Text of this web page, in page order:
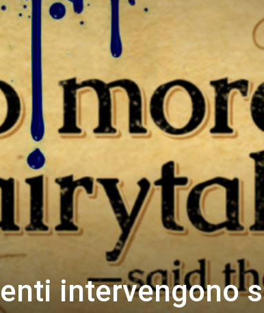
intervengono